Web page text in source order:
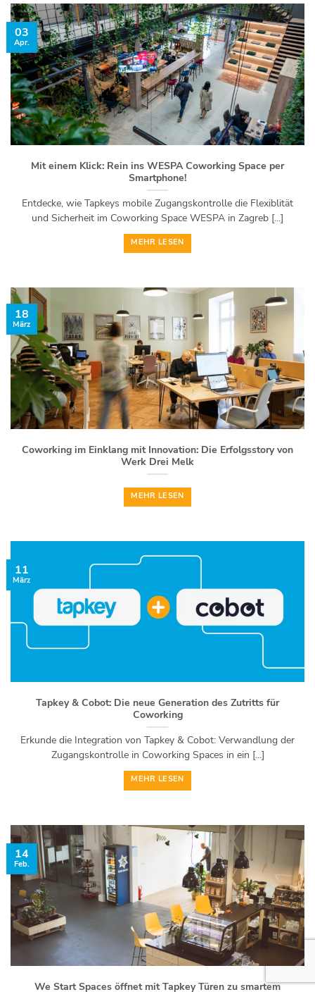
Mit einem Klick: Rein ins WESPA Coworking Space per
Smartphone!
Entdecke, wie Tapkeys mobile Zugangskontrolle die Flexiblität
und Sicherheit im Coworking Space WESPA in Zagreb [...]
MEHR LESEN
03
Apr.
Coworking im Einklang mit Innovation: Die Erfolgsstory von
Werk Drei Melk
MEHR LESEN
18
März
Tapkey & Cobot: Die neue Generation des Zutritts für
Coworking
Erkunde die Integration von Tapkey & Cobot: Verwandlung der
Zugangskontrolle in Coworking Spaces in ein [...]
MEHR LESEN
11
März
We Start Spaces öffnet mit Tapkey Türen zu smartem
14
Feb.